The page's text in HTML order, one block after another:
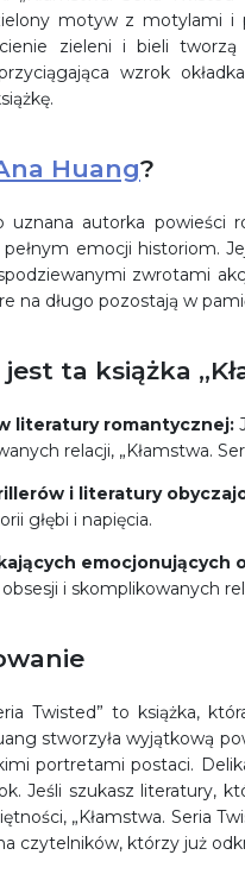
motyw z motylami i
zieleni i bieli
wzrok
Huang?
uznana autorka powieści
emocji historiom.
zwrotami
na długo pozostają w
ta książka
literatury romantycznej:
relacji, „Kłamstwa.
i literatury
głębi i napięcia.
emocjonujących
i skomplikowanych
Twisted” to książka,
stworzyła wyjątkową
portretami postaci.
Jeśli szukasz literatury,
„Kłamstwa. Seria
czytelników, którzy już